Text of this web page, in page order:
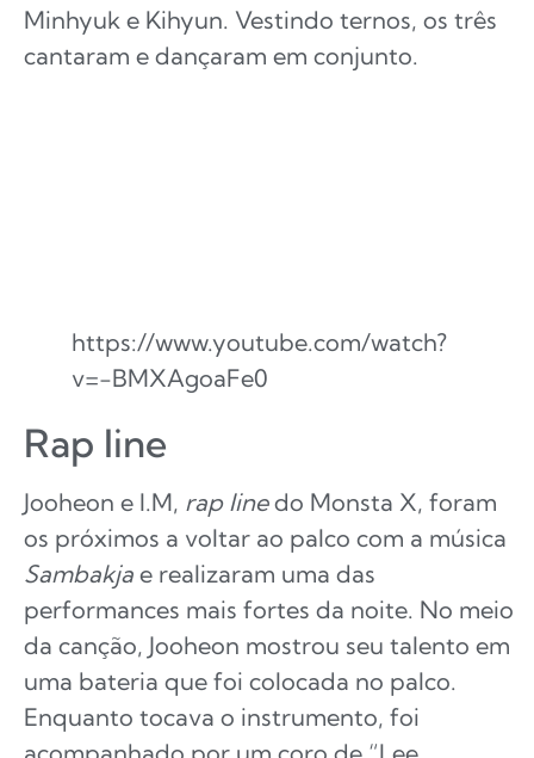
Minhyuk e Kihyun. Vestindo ternos, os três
cantaram e dançaram em conjunto.
https://www.youtube.com/watch?
v=-BMXAgoaFe0
Rap line
Jooheon e I.M, rap linedo Monsta X, foram
os próximos a voltar ao palco com a música
Sambakja e realizaram uma das
performances mais fortes da noite. No meio
da canção, Jooheon mostrou seu talento em
uma bateria que foi colocada no palco.
Enquanto tocava o instrumento, foi